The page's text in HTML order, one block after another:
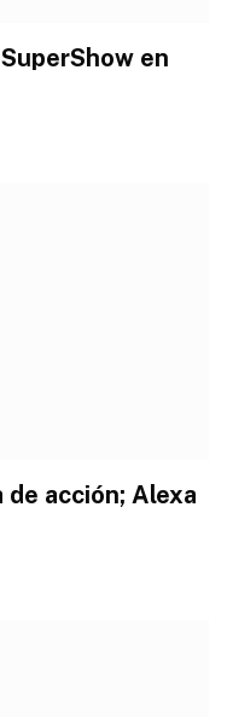
en
acción; Alexa